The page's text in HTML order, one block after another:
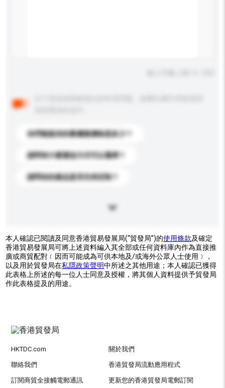
你們能提供的最優惠價格是多少？
請問有什麼運送方式可以選擇？
請問你的產品是否支持定制？
本人確認已閱讀及同意香港貿易發展局(“貿發局”)的使用條款及確定
香港貿易發展局可將上述資料編入其全部或任何資料庫內作為直接推
廣或商貿配對﹝因而可能成為可供本地及/或海外公眾人士使用﹞，
以及用於貿發局在私隱政策聲明中所述之其他用途；本人確認已獲得
此表格上所述的每一位人士同意及授權，將其個人資料提供予貿發局
作此表格提及的用途。
HKTDC.com 關於我們
聯絡我們 香港貿發局流動應用程式
訂閱商貿全接觸電郵通訊 更新您的香港貿發局電郵訂閱